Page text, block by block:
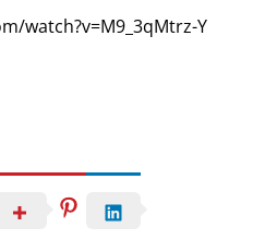
watch?v=M9_3qMtrz-Y